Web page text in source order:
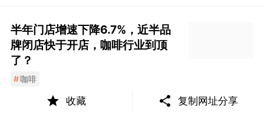
半年门店增速下降6.7%，近半品
牌闭店快于开店，咖啡行业到顶
了？
#咖啡
2024年8月14日
收藏 复制网址分享